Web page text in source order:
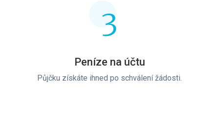
3
Peníze na účtu
Půjčku získáte ihned po schválení žádosti.